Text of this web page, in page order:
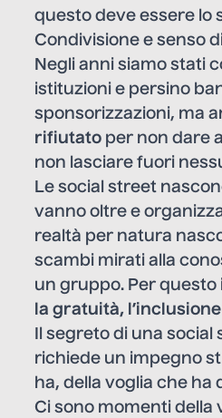
questo deve essere lo
Condivisione e senso
Negli anni siamo stati
istituzioni e persino
sponsorizzazioni, ma
rifiutato per non dare
non lasciare fuori
Le social street
vanno oltre e
realtà per natura
scambi mirati alla
un gruppo. Per questo
la gratuità,
Il segreto di una
richiede un impegno
ha, della voglia che ha
Ci sono momenti della